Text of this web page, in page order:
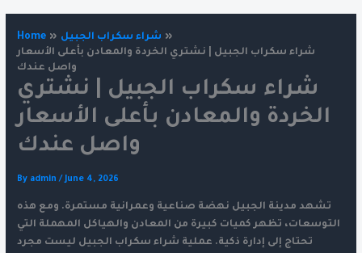
Home
شراء سكراب الجبيل
شراء سكراب الجبيل | نشتري الخردة والمعادن بأعلى الأسعار
واصل عندك
شراء سكراب الجبيل | نشتري
الخردة والمعادن بأعلى الأسعار
واصل عندك
By admin/June 4, 2026
تشهد مدينة الجبيل نهضة صناعية وعمرانية مستمرة. ومع هذه
التوسعات، تظهر كميات كبيرة من المعادن والهياكل المهملة التي
تحتاج إلى إدارة ذكية. عملية شراء سكراب الجبيل ليست مجرد